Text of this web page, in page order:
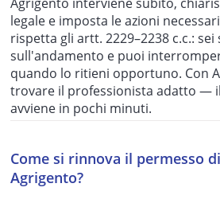
legale e imposta le azioni
rispetta gli artt. 2229–2238 c.c.:
sull'andamento e puoi
quando lo ritieni opportuno. Con
trovare il professionista adatto —
avviene in pochi minuti.
Come si rinnova il permesso
Agrigento?